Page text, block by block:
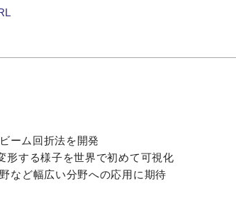
ーム回折法を開発
形する様子を世界で初めて可視化
など幅広い分野への応用に期待